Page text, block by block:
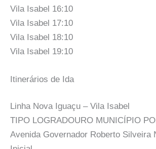
Vila Isabel 16:10
Vila Isabel 17:10
Vila Isabel 18:10
Vila Isabel 19:10
Itinerários de Ida
Linha Nova Iguaçu – Vila Isabel
TIPO LOGRADOURO MUNICÍPIO
Avenida Governador Roberto Silveira